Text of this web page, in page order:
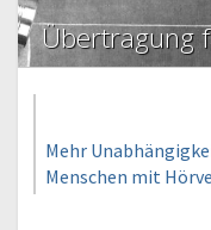
Übertragung
Mehr
Menschen mit